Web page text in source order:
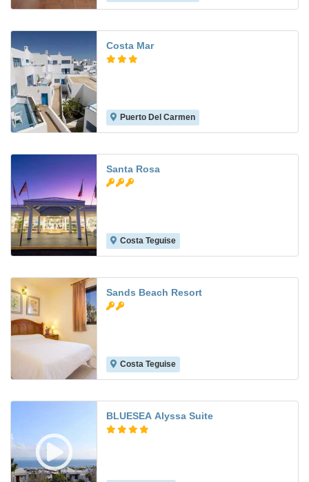
Costa Mar
Puerto Del Carmen
Santa Rosa
Costa Teguise
Sands Beach Resort
Costa Teguise
BLUESEA Alyssa Suite